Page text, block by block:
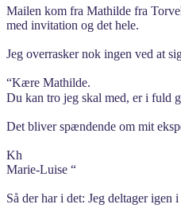
Mailen kom fra Mathilde fra
med invitation og det hele.
Jeg overrasker nok ingen ved at
“Kære Mathilde.
Du kan tro jeg skal med, er i fuld
Det bliver spændende om mit
Kh
Marie-Luise “
Så der har i det: Jeg deltager